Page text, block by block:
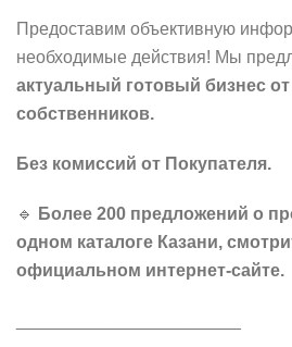
Предоставим объективную
необходимые действия! Мы
актуальный готовый бизнес
собственников.
Без комиссий от Покупателя.
🔹
Более 200 предложений о
одном каталоге Казани,
официальном интернет-сайте.